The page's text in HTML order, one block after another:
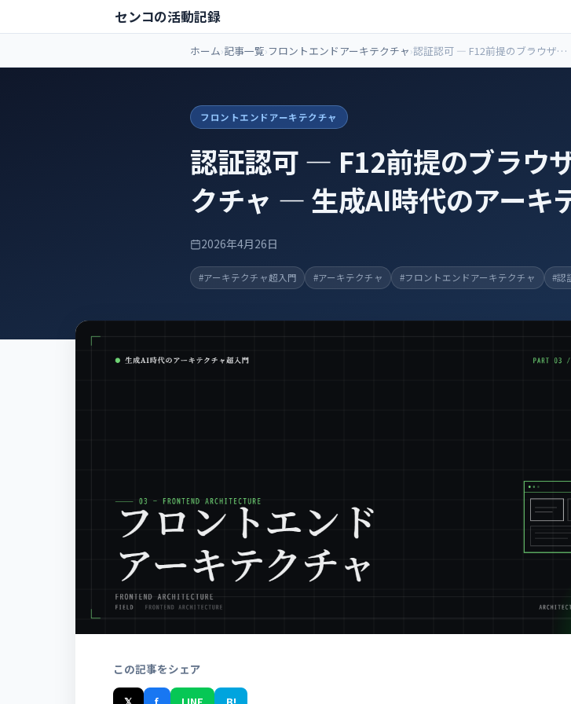
センコの活動記録
ホーム 記事一覧 フロントエンドアーキテクチャ 認証認可 ― F12前提のブラウザセ
キュリティアーキテクチャ ― 生成
フロントエンドアーキテクチャ
認証認可 ― F12前提のブラウ
クチャ ― 生成AI時代のアーキ
2026年4月26日
#アーキテクチャ超入門 #アーキテクチャ #フロントエンドアーキテクチャ #認
この記事をシェア